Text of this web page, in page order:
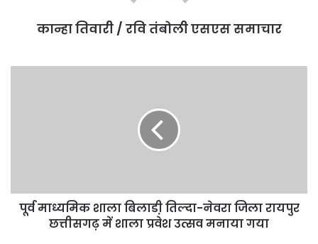
कान्हा तिवारी / रवि तंबोली एसएस समाचार
पूर्व माध्यमिक शाला बिलाडी़ तिल्दा-नेवरा जिला रायपुर
छत्तीसगढ़ में शाला प्रवेश उत्सव मनाया गया